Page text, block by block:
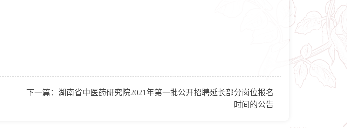
下一篇： 湖南省中医药研究院2021年第一批公开招聘延长部分岗位报名
时间的公告